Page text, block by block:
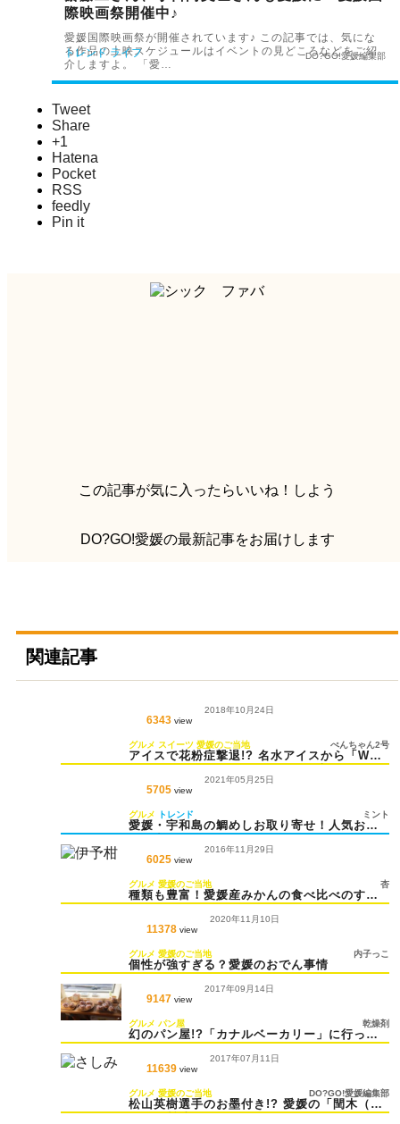
際映画祭開催中♪
愛媛国際映画祭が開催されています♪ この記事では、気にな
る作品の上映スケジュールはイベントの見どころなどをご紹
介しますよ。 「愛…
トレンド ライフ DO?GO!愛媛編集部
Tweet
Share
+1
Hatena
Pocket
RSS
feedly
Pin it
この記事が気に入ったらいいね！しよう
DO?GO!愛媛の最新記事をお届けします
関連記事
6343 view
2018年10月24日
アイスで花粉症撃退!? 名水アイスから「Wみ
グルメ スイーツ 愛媛のご当地 ぺんちゃん2号
5705 view
2021年05月25日
愛媛・宇和島の鯛めしお取り寄せ！人気おす
グルメ トレンド ミント
6025 view
2016年11月29日
種類も豊富！愛媛産みかんの食べ比べのすす
グルメ 愛媛のご当地 杏
11378 view
2020年11月10日
個性が強すぎる？愛媛のおでん事情
グルメ 愛媛のご当地 内子っこ
9147 view
2017年09月14日
幻のパン屋!?「カナルベーカリー」に行って
グルメ パン屋 乾燥剤
11639 view
2017年07月11日
松山英樹選手のお墨付き!? 愛媛の「閏木（う
グルメ 愛媛のご当地 DO?GO!愛媛編集部